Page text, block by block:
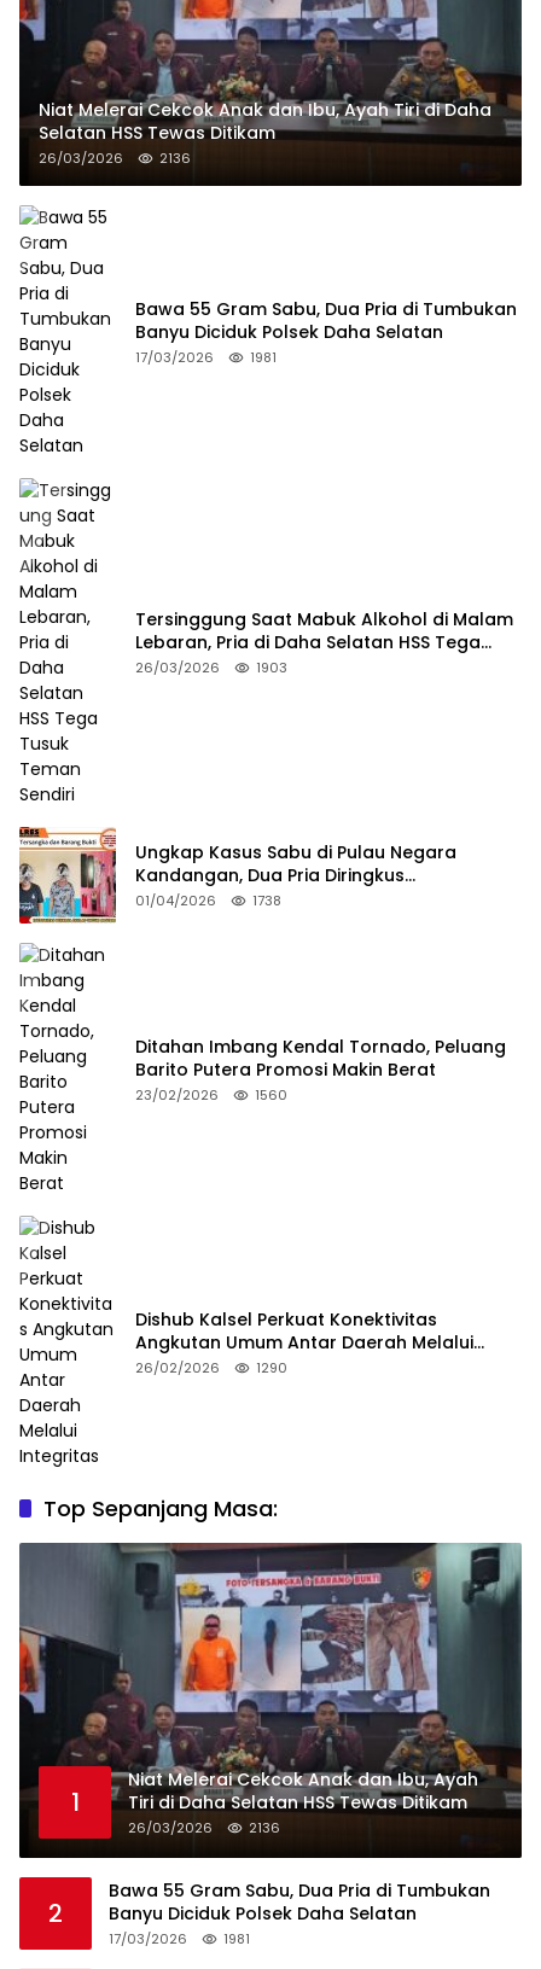
Niat Melerai Cekcok Anak dan Ibu, Ayah Tiri di Daha
Selatan HSS Tewas Ditikam
26/03/2026 2136
Bawa 55 Gram Sabu, Dua Pria di Tumbukan
Banyu Diciduk Polsek Daha Selatan
17/03/2026 1981
Tersinggung Saat Mabuk Alkohol di Malam
Lebaran, Pria di Daha Selatan HSS Tega
Tusuk Teman Sendiri
26/03/2026 1903
Ungkap Kasus Sabu di Pulau Negara
Kandangan, Dua Pria Diringkus
Satresnarkoba HSS
01/04/2026 1738
Ditahan Imbang Kendal Tornado, Peluang
Barito Putera Promosi Makin Berat
23/02/2026 1560
Dishub Kalsel Perkuat Konektivitas
Angkutan Umum Antar Daerah Melalui
Integritas
26/02/2026 1290
Top Sepanjang Masa:
1
Niat Melerai Cekcok Anak dan Ibu, Ayah
Tiri di Daha Selatan HSS Tewas Ditikam
26/03/2026 2136
2
Bawa 55 Gram Sabu, Dua Pria di Tumbukan
Banyu Diciduk Polsek Daha Selatan
17/03/2026 1981